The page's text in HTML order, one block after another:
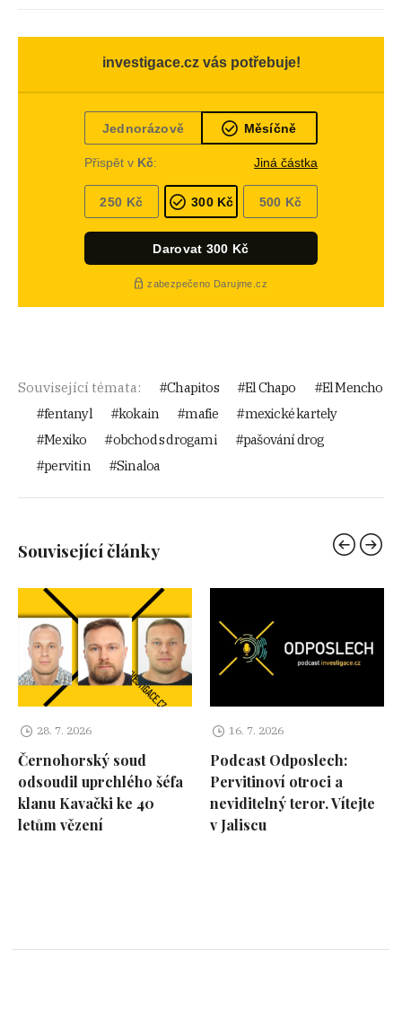
Související témata: Chapitos El Chapo
El Mencho
fentanyl
kokain mafie
mexické kartely
Mexiko
obchod s drogami
pašování drog
pervitin
Sinaloa
Související články
28. 7. 2026
Černohorský soud
odsoudil uprchlého šéfa
klanu Kavački ke 40
letům vězení
16. 7. 2026
Podcast Odposlech:
Pervitinoví otroci a
neviditelný teror. Vítejte
v Jaliscu